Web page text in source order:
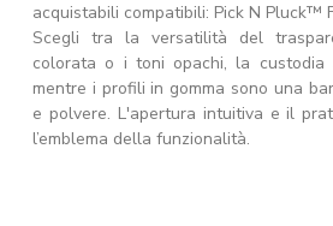
acquistabili compatibili: Pick N Pluck™
Scegli tra la versatilità del
colorata o i toni opachi, la
mentre i profili in gomma sono una
e polvere. L'apertura intuitiva e il
l’emblema della funzionalità.